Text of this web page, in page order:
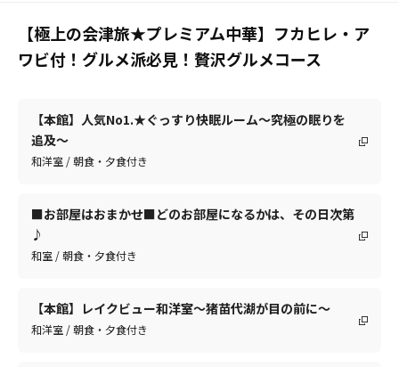
【極上の会津旅★プレミアム中華】フカヒレ・ア
ワビ付！グルメ派必見！贅沢グルメコース
【本館】人気No1.★ぐっすり快眠ルーム～究極の眠りを
追及～
和洋室 / 朝食・夕食付き
■お部屋はおまかせ■どのお部屋になるかは、その日次第
♪
和室 / 朝食・夕食付き
【本館】レイクビュー和洋室～猪苗代湖が目の前に～
和洋室 / 朝食・夕食付き